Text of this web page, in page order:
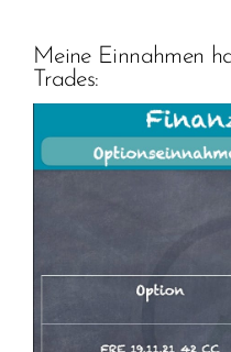
Meine Einnahmen
Trades: